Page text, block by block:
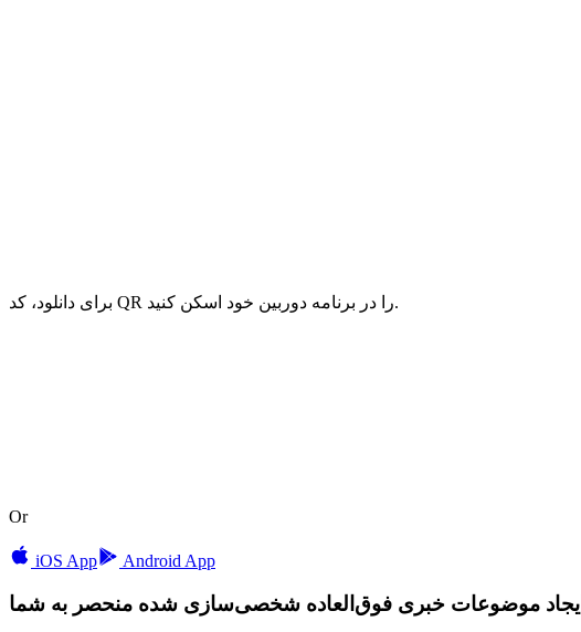
برای دانلود، کد QR را در برنامه دوربین خود اسکن کنید.
Or
iOS App Android App
ایجاد موضوعات خبری فوق‌العاده شخصی‌سازی شده منحصر به شما